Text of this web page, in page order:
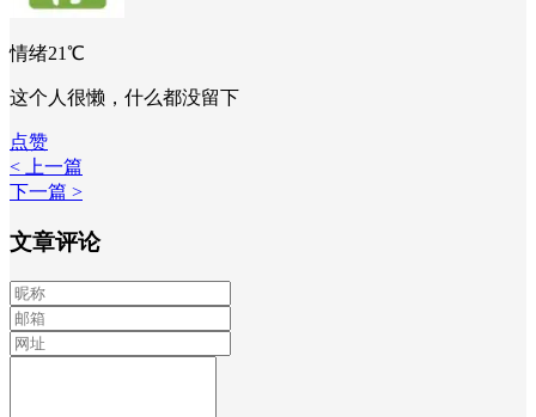
情绪21℃
这个人很懒，什么都没留下
点赞
< 上一篇
下一篇 >
文章评论